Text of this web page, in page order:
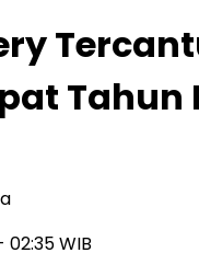
02:35 WIB